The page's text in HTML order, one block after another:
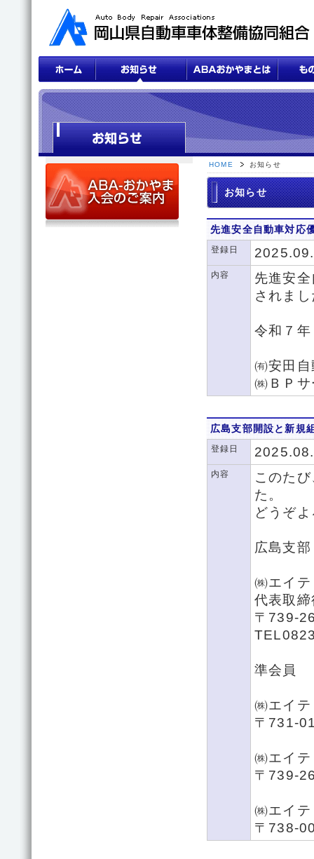
HOME お知らせ
お知らせ
先進安全自動車対応
登録日
内容
先進安
されま
令和７
㈲安田
㈱ＢＰ
広島支部開設と新規
登録日
内容
このた
た。
どうぞ
広島支部
㈱エイ
代表取
〒739-
準会員
㈱エイ
〒731-
㈱エイ
〒739-
㈱エイ
〒738-